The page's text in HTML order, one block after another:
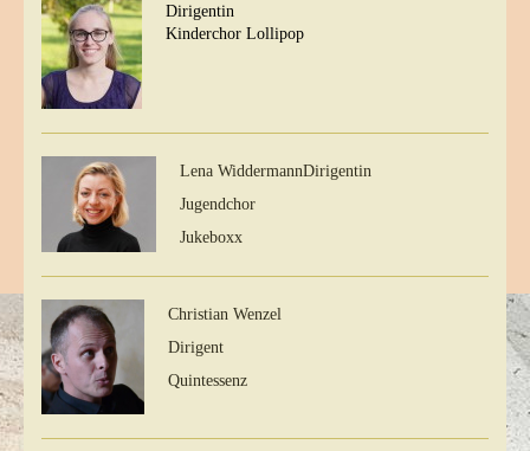
Dirigentin
Kinderchor Lollipop
Lena WiddermannDirigentin
Jugendchor
Jukeboxx
Christian Wenzel
Dirigent
Quintessenz